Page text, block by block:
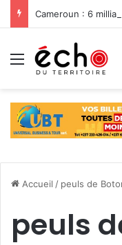
Menu
Accueil / peuls de
peuls